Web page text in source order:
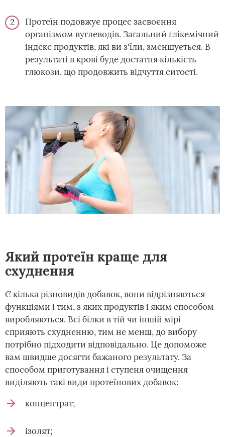
Протеїн подовжує процес засвоєння
організмом вуглеводів. Загальний глікемічний
індекс продуктів, які ви з'їли, зменшується. В
результаті в крові буде достатня кількість
глюкози, що продовжить відчуття ситості.
Який протеїн краще для
схуднення
Є кілька різновидів добавок, вони відрізняються
функціями і тим, з яких продуктів і яким способом
виробляються. Всі білки в тій чи іншій мірі
сприяють схудненню, тим не менш, до вибору
потрібно підходити відповідально. Це допоможе
вам швидше досягти бажаного результату. За
способом приготування і ступеня очищення
виділяють такі види протеїнових добавок:
концентрат;
ізолят;